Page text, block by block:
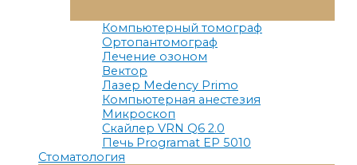
Меню
Компьютерный томограф
Ортопантомограф
Лечение озоном
Вектор
Лазер Medency Primo
Компьютерная анестезия
Микроскоп
Скайлер VRN Q6 2.0
Печь Programat EP 5010
Стоматология